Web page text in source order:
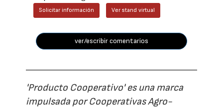
Solicitar información Ver stand virtual
ver/escribir comentarios
'Producto Cooperativo' es una marca
impulsada por Cooperativas Agro-